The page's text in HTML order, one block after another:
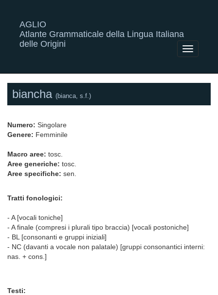
AGLIO
Atlante Grammaticale della Lingua Italiana
delle Origini
Toggle
biancha (bianca, s.f.)
Numero: Singolare
Genere: Femminile
Macro aree: tosc.
Aree generiche: tosc.
Aree specifiche: sen.
Tratti fonologici:
- A [vocali toniche]
- A finale (compresi i plurali tipo braccia) [vocali postoniche]
- BL [consonanti e gruppi iniziali]
- NC (davanti a vocale non palatale) [gruppi consonantici interni:
nas. + cons.]
Testi: